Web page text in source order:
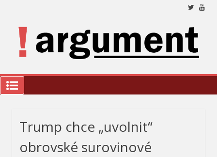
obsah
!Argument
Trump chce „uvolnit“
obrovské surovinové